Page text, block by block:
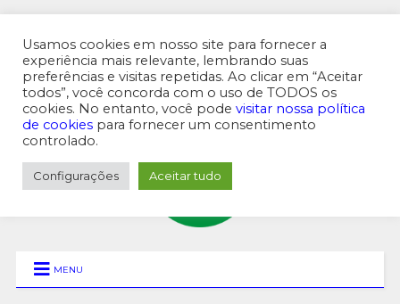
MENU SUPERIOR
MENU
Usamos cookies em nosso site para fornecer a
experiência mais relevante, lembrando suas
preferências e visitas repetidas. Ao clicar em “Aceitar
todos”, você concorda com o uso de TODOS os
cookies. No entanto, você pode visitar nossa política
de cookies para fornecer um consentimento
controlado.
Configurações Aceitar tudo